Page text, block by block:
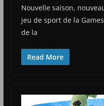
Nouvelle saison,
jeu de sport de la
de la
Read More